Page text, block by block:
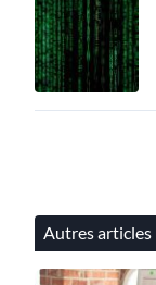
Autres articles